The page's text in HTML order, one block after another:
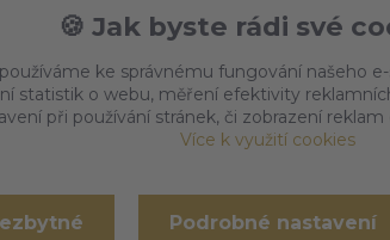
🍪 Jak byste rádi své
ke správnému fungování našeho
statistik o webu, měření efektivity
při používání stránek, či zobrazení
Více k využití cookies
Podrobné nastavení